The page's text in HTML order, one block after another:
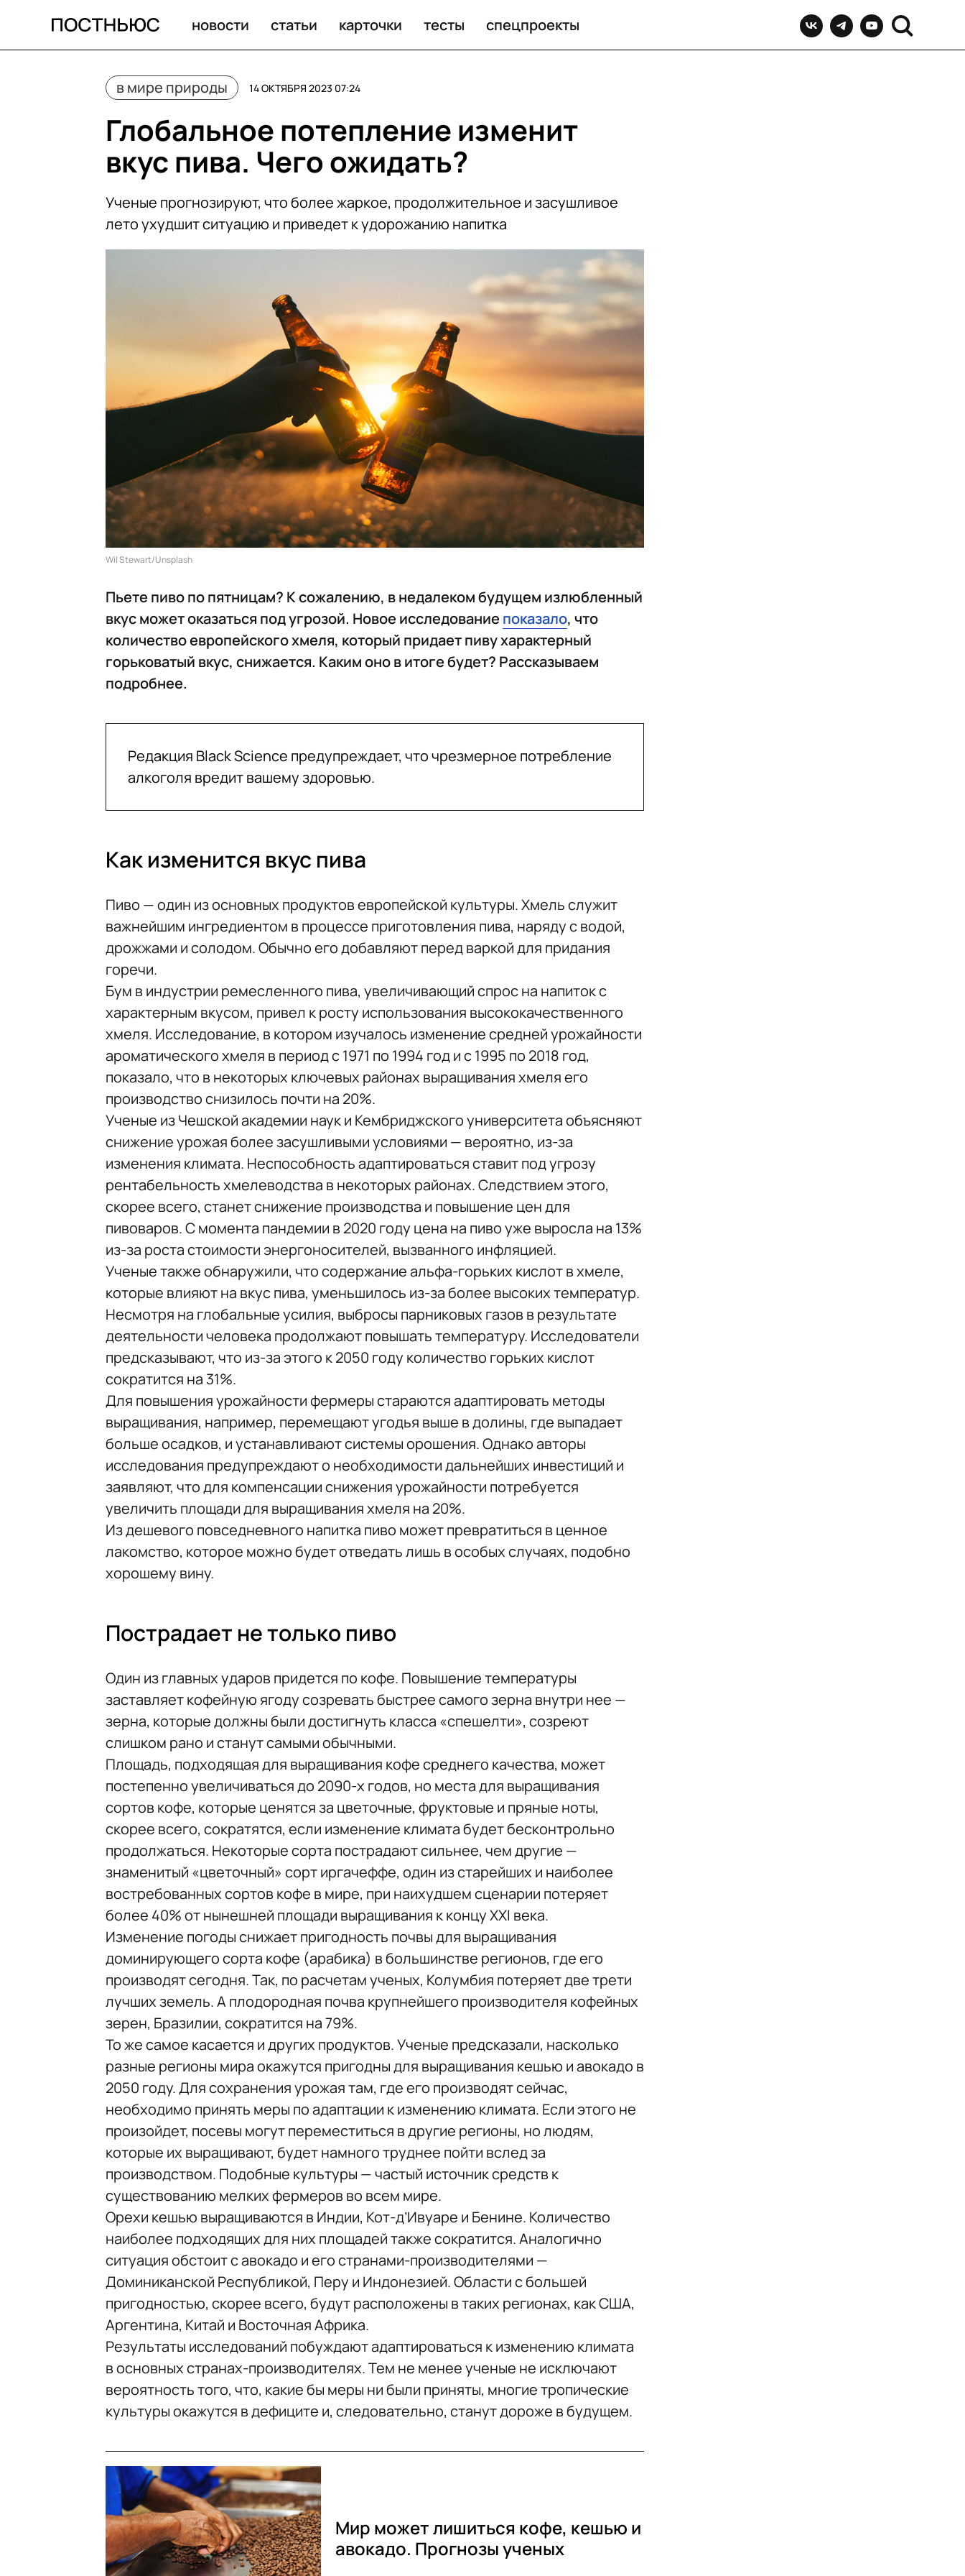
новости статьи карточки тесты спецпроекты
в мире природы 14 ОКТЯБРЯ 2023 07:24
Глобальное потепление изменит
вкус пива. Чего ожидать?
Ученые прогнозируют, что более жаркое, продолжительное и засушливое
лето ухудшит ситуацию и приведет к удорожанию напитка
Wil Stewart/Unsplash
Пьете пиво по пятницам? К сожалению, в недалеком будущем излюбленный
вкус может оказаться под угрозой. Новое исследование показало, что
количество европейского хмеля, который придает пиву характерный
горьковатый вкус, снижается. Каким оно в итоге будет? Рассказываем
подробнее.
Редакция Black Science предупреждает, что чрезмерное потребление
алкоголя вредит вашему здоровью.
Как изменится вкус пива
Пиво — один из основных продуктов европейской культуры. Хмель служит
важнейшим ингредиентом в процессе приготовления пива, наряду с водой,
дрожжами и солодом. Обычно его добавляют перед варкой для придания
горечи.
Бум в индустрии ремесленного пива, увеличивающий спрос на напиток с
характерным вкусом, привел к росту использования высококачественного
хмеля. Исследование, в котором изучалось изменение средней урожайности
ароматического хмеля в период с 1971 по 1994 год и с 1995 по 2018 год,
показало, что в некоторых ключевых районах выращивания хмеля его
производство снизилось почти на 20%.
Ученые из Чешской академии наук и Кембриджского университета объясняют
снижение урожая более засушливыми условиями — вероятно, из-за
изменения климата. Неспособность адаптироваться ставит под угрозу
рентабельность хмелеводства в некоторых районах. Следствием этого,
скорее всего, станет снижение производства и повышение цен для
пивоваров. С момента пандемии в 2020 году цена на пиво уже выросла на 13%
из-за роста стоимости энергоносителей, вызванного инфляцией.
Ученые также обнаружили, что содержание альфа-горьких кислот в хмеле,
которые влияют на вкус пива, уменьшилось из-за более высоких температур.
Несмотря на глобальные усилия, выбросы парниковых газов в результате
деятельности человека продолжают повышать температуру. Исследователи
предсказывают, что из-за этого к 2050 году количество горьких кислот
сократится на 31%.
Для повышения урожайности фермеры стараются адаптировать методы
выращивания, например, перемещают угодья выше в долины, где выпадает
больше осадков, и устанавливают системы орошения. Однако авторы
исследования предупреждают о необходимости дальнейших инвестиций и
заявляют, что для компенсации снижения урожайности потребуется
увеличить площади для выращивания хмеля на 20%.
Из дешевого повседневного напитка пиво может превратиться в ценное
лакомство, которое можно будет отведать лишь в особых случаях, подобно
хорошему вину.
Пострадает не только пиво
Один из главных ударов придется по кофе. Повышение температуры
заставляет кофейную ягоду созревать быстрее самого зерна внутри нее —
зерна, которые должны были достигнуть класса «спешелти», созреют
слишком рано и станут самыми обычными.
Площадь, подходящая для выращивания кофе среднего качества, может
постепенно увеличиваться до 2090-х годов, но места для выращивания
сортов кофе, которые ценятся за цветочные, фруктовые и пряные ноты,
скорее всего, сократятся, если изменение климата будет бесконтрольно
продолжаться. Некоторые сорта пострадают сильнее, чем другие —
знаменитый «цветочный» сорт иргачеффе, один из старейших и наиболее
востребованных сортов кофе в мире, при наихудшем сценарии потеряет
более 40% от нынешней площади выращивания к концу XXI века.
Изменение погоды снижает пригодность почвы для выращивания
доминирующего сорта кофе (арабика) в большинстве регионов, где его
производят сегодня. Так, по расчетам ученых, Колумбия потеряет две трети
лучших земель. А плодородная почва крупнейшего производителя кофейных
зерен, Бразилии, сократится на 79%.
То же самое касается и других продуктов. Ученые предсказали, насколько
разные регионы мира окажутся пригодны для выращивания кешью и авокадо в
2050 году. Для сохранения урожая там, где его производят сейчас,
необходимо принять меры по адаптации к изменению климата. Если этого не
произойдет, посевы могут переместиться в другие регионы, но людям,
которые их выращивают, будет намного труднее пойти вслед за
производством. Подобные культуры — частый источник средств к
существованию мелких фермеров во всем мире.
Орехи кешью выращиваются в Индии, Кот-д’Ивуаре и Бенине. Количество
наиболее подходящих для них площадей также сократится. Аналогично
ситуация обстоит с авокадо и его странами-производителями —
Доминиканской Республикой, Перу и Индонезией. Области с большей
пригодностью, скорее всего, будут расположены в таких регионах, как США,
Аргентина, Китай и Восточная Африка.
Результаты исследований побуждают адаптироваться к изменению климата
в основных странах-производителях. Тем не менее ученые не исключают
вероятность того, что, какие бы меры ни были приняты, многие тропические
культуры окажутся в дефиците и, следовательно, станут дороже в будущем.
Мир может лишиться кофе, кешью и
авокадо. Прогнозы ученых